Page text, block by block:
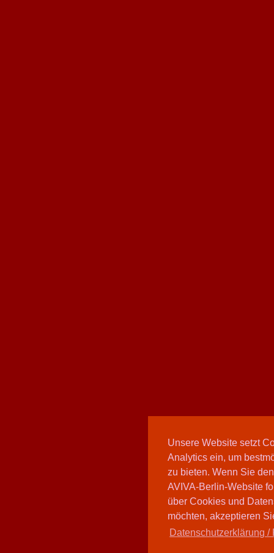
Unsere Website setzt
Analytics ein, um
zu bieten. Wenn Sie
AVIVA-Berlin-Website
über Cookies und
möchten, akzeptieren
Datenschutzerklärung /